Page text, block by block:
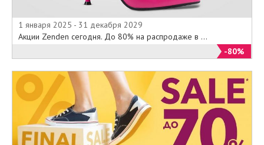
1 января 2025 - 31 декабря 2029
Акции Zenden сегодня. До 80% на распродаже в ...
-80%